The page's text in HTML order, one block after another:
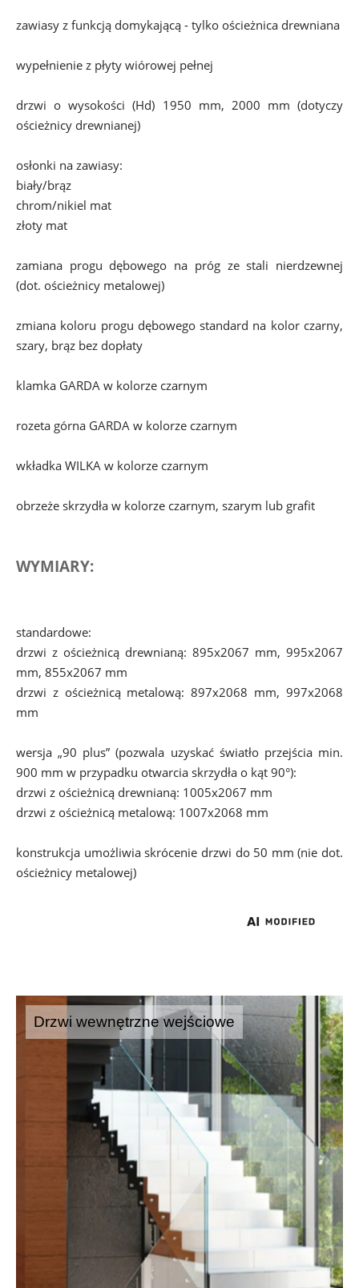
zawiasy z funkcją domykającą - tylko ościeżnica drewniana
wypełnienie z płyty wiórowej pełnej
drzwi o wysokości (Hd) 1950 mm, 2000 mm (dotyczy
ościeżnicy drewnianej)
osłonki na zawiasy:
biały/brąz
chrom/nikiel mat
złoty mat
zamiana progu dębowego na próg ze stali nierdzewnej
(dot. ościeżnicy metalowej)
zmiana koloru progu dębowego standard na kolor czarny,
szary, brąz bez dopłaty
klamka GARDA w kolorze czarnym
rozeta górna GARDA w kolorze czarnym
wkładka WILKA w kolorze czarnym
obrzeże skrzydła w kolorze czarnym, szarym lub grafit
WYMIARY:
standardowe:
drzwi z ościeżnicą drewnianą: 895x2067 mm, 995x2067
mm, 855x2067 mm
drzwi z ościeżnicą metalową: 897x2068 mm, 997x2068
mm
wersja „90 plus” (pozwala uzyskać światło przejścia min.
900 mm w przypadku otwarcia skrzydła o kąt 90°):
drzwi z ościeżnicą drewnianą: 1005x2067 mm
drzwi z ościeżnicą metalową: 1007x2068 mm
konstrukcja umożliwia skrócenie drzwi do 50 mm (nie dot.
ościeżnicy metalowej)
Drzwi wewnętrzne wejściowe